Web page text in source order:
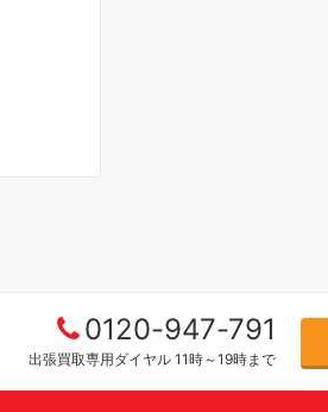
0120-947-791
出張買取専用ダイヤル 11時～19時まで